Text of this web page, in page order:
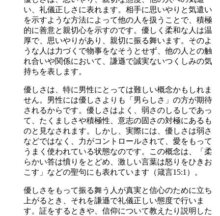
い、礼儀正しさに表れます。相手に思いやりと気遣い
を示すような方法によって他の人を扱うことで、積極
的に善意と親切心を示すのです。優しく柔和な人は温
厚で、思いやりがあり、親切に振る舞います。そのよ
うな人は力づくで物事をなそうとせず、他の人との触
れ合いや関係において、謙遜で誠実ないつくしみの気
持ちを表します。
優しさは、特に男性にとっては難しい概念かもしれま
せん。男性には優しさよりも「男らしさ」の方が期待
されるからです。優しさはよく、弱さのしるしであっ
て、たくましさや積極性、意志の固さの対極にあるも
のと見なされます。しかし、実際には、優しさは弱さ
などではなく、力がコントロールされて、愛をもって
うまく使われている状態なのです。この概念は、「柔
らかい答は憤りをとどめ、激しい言葉は怒りをひきお
こす」などの聖句にも表れています（箴言15:1）。
優しさをもって振る舞う人が真実と信心のために立ち
上がるとき、それを謙遜で礼儀正しい態度で行いま
す。証をするときや、信仰について教えたり説明した